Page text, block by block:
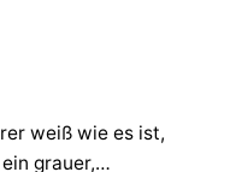
weiß wie es ist,
grauer,…